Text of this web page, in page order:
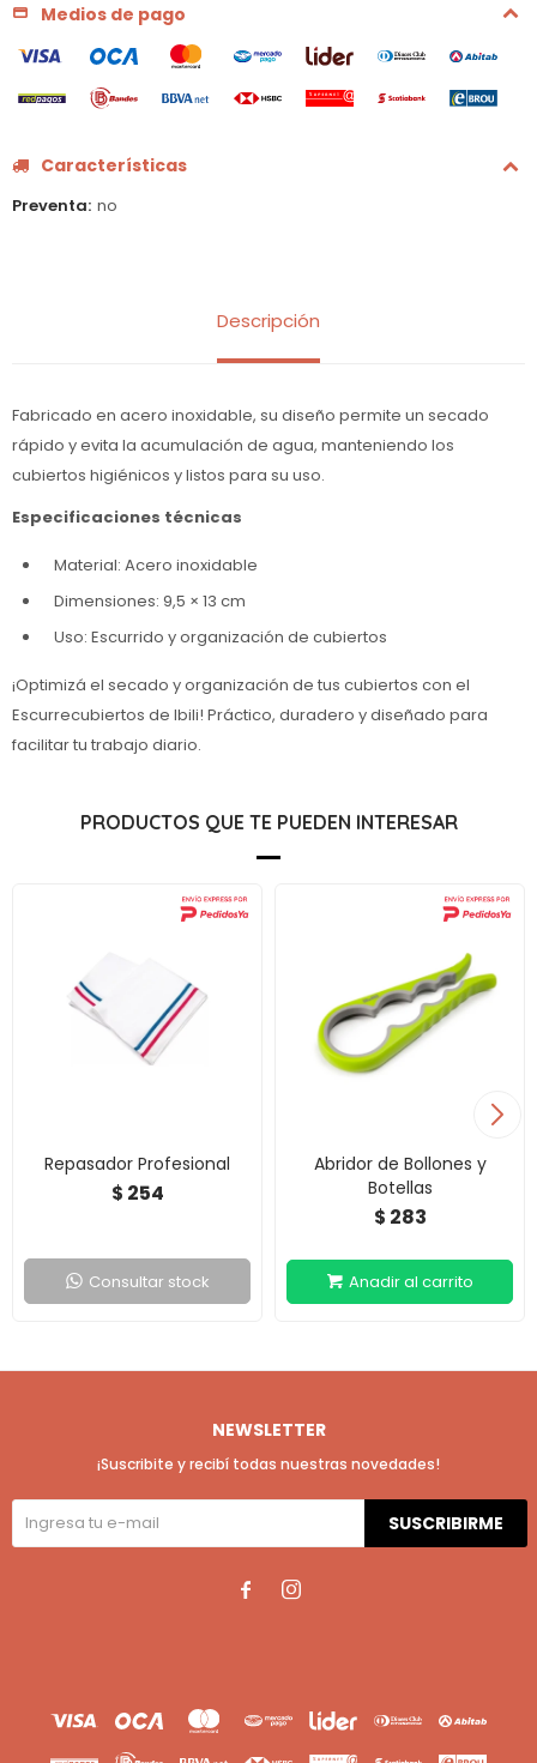
Medios de pago
Características
Preventa no
Descripción
Fabricado en acero inoxidable, su diseño permite un secado
rápido y evita la acumulación de agua, manteniendo los
cubiertos higiénicos y listos para su uso.
Especificaciones técnicas
Material: Acero inoxidable
Dimensiones: 9,5 × 13 cm
Uso: Escurrido y organización de cubiertos
¡Optimizá el secado y organización de tus cubiertos con el
Escurrecubiertos de Ibili! Práctico, duradero y diseñado para
facilitar tu trabajo diario.
PRODUCTOS QUE TE PUEDEN INTERESAR
Repasador Profesional
$ 254
Consultar stock
Abridor de Bollones y
Botellas
$ 283
NEWSLETTER
¡Suscribite y recibí todas nuestras novedades!
SUSCRIBIRME
 